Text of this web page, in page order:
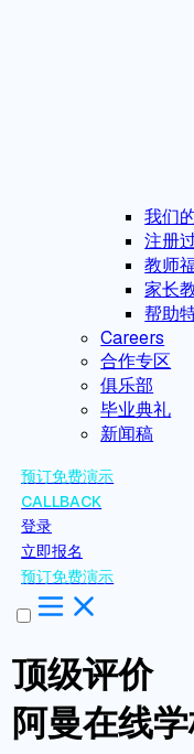
我们
注册
教师
家长
帮助
Careers
合作专区
俱乐部
毕业典礼
新闻稿
预订免费演示
CALLBACK
登录
立即报名
预订免费演示
顶级评价
阿曼在线